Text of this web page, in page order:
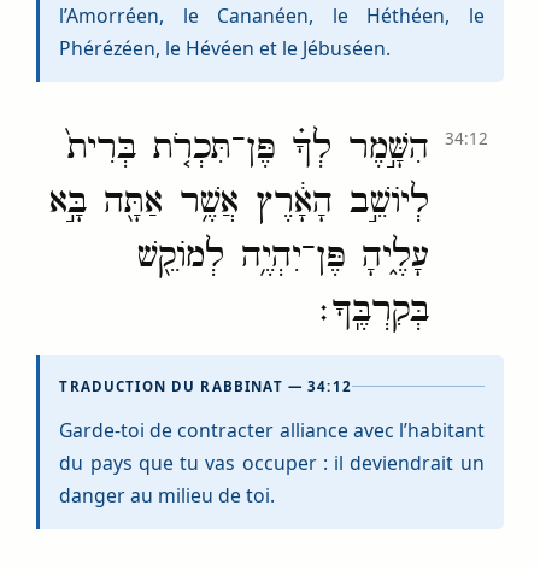
l’Amorréen, le Cananéen, le Héthéen, le
Phérézéen, le Hévéen et le Jébuséen.
הִשָּׁ֣מֶר לְךָ֗ פֶּן־תִּכְרֹ֤ת בְּרִית֙
לְיוֹשֵׁ֣ב הָאָ֔רֶץ אֲשֶׁ֥ר אַתָּ֖ה בָּ֣א
עָלֶ֑יהָ פֶּן־יִהְיֶ֥ה לְמוֹקֵ֖שׁ
בְּקִרְבֶּֽךָ׃
34:12
TRADUCTION DU RABBINAT — 34:12
Garde-toi de contracter alliance avec l’habitant
du pays que tu vas occuper : il deviendrait un
danger au milieu de toi.